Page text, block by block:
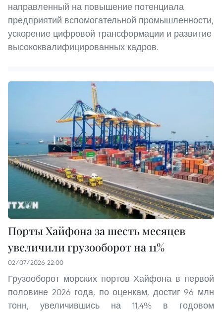
направленный на повышение потенциала
предприятий вспомогательной промышленности,
ускорение цифровой трансформации и развитие
высококвалифицированных кадров.
Порты Хайфона за шесть месяцев
увеличили грузооборот на 11%
02/07/2026 22:00
Грузооборот морских портов Хайфона в первой
половине 2026 года, по оценкам, достиг 96 млн
тонн, увеличившись на 11,4% в годовом